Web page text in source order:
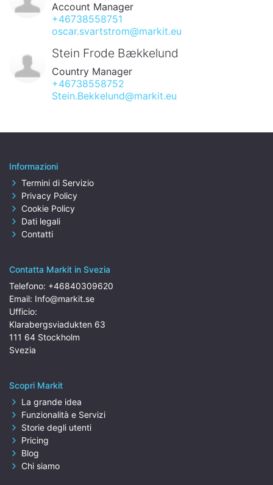
Account Manager
+46738558751
oscar.svartstrom@markit.eu
Stein Frode Bækkelund
Country Manager
+46738558752
Stein.Bekkelund@markit.eu
Informazioni
Termini di Servizio
Privacy Policy
Cookie Policy
Dati legali
Contatti
Contatta Markit in Svezia
Telefono: +46840309620
Email: Info@markit.se
Ufficio:
Klarabergsviadukten 63
111 64 Stockholm
Svezia
Scopri Markit
La grande idea
Funzionalità e Servizi
Storie degli utenti
Pricing
Blog
Chi siamo